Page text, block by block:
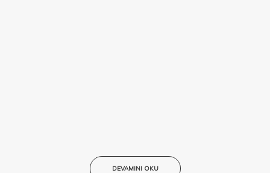
DEVAMINI OKU